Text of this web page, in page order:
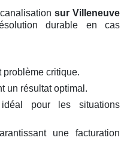
sur Villeneuve
durable en cas
problème critique.
un résultat optimal.
pour les situations
une facturation